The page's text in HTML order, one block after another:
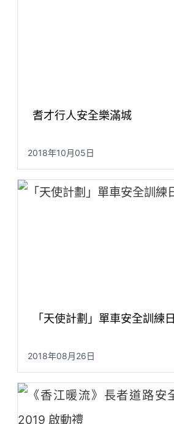
耆才行人安全樂滿城
2018年10月05日
「天使計劃」單車安全訓練日
2018年08月26日